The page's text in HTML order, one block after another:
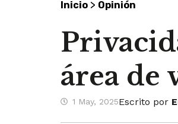
Inicio > Opinión
área de
1 May, 2025Escrito por